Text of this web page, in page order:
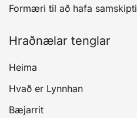
Formæri til að hafa samskipti
Hraðnælar tenglar
Heima
Hvað er Lynnhan
Bæjarrit